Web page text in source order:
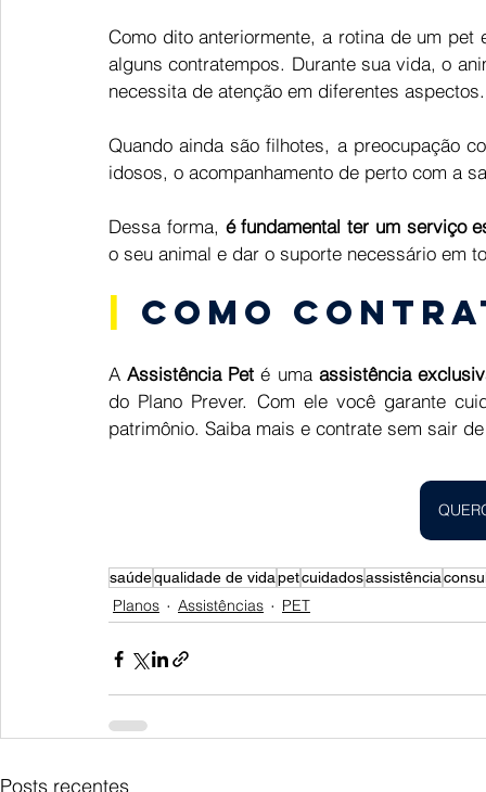
Como dito anteriormente, a rotina de um
alguns contratempos. Durante sua vida, o
necessita de atenção em diferentes
Quando ainda são filhotes, a preocupação
idosos, o acompanhamento de perto com a
Dessa forma, é fundamental ter um serviço
o seu animal e dar o suporte necessário em
Como
A Assistência Pet é uma assistência
do Plano Prever. Com ele você garante
patrimônio. Saiba mais e contrate sem sair
saúdequalidade de vidapetcuidadosassistência
Planos Assistências PET
Posts recentes